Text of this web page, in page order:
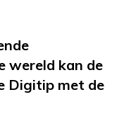
wereld kan de
Digitip met de